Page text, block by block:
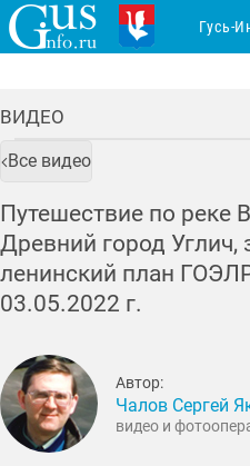
ВИДЕО
Все видео
Путешествие по реке
Древний город Углич,
ленинский план
03.05.2022 г.
Автор:
Чалов Сергей
видео и
Гусь-